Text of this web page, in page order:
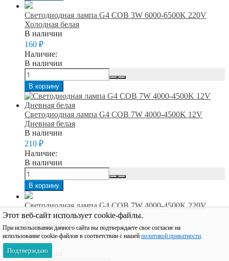
Светодиодная лампа G4 COB 3W 6000-6500K 220V
Холодная белая
В наличии
160 ₽
Наличие:
В наличии
В корзину
Светодиодная лампа G4 COB 7W 4000-4500K 12V
Дневная белая
В наличии
210 ₽
Наличие:
В наличии
В корзину
Светодиодная лампа G4 COB 7W 4000-4500K 220V
Дневная белая
200₽
Наличие:
В наличии
Этот веб-сайт использует cookie-файлы.
При использовании данного сайта вы подтверждаете свое согласие на
использование cookie-файлов в соответствии с нашей политикой приватности.
Подтверждаю